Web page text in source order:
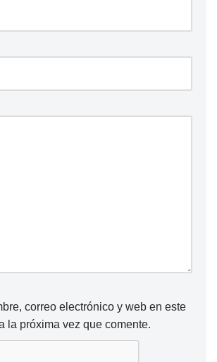
correo electrónico y web en este
la próxima vez que comente.